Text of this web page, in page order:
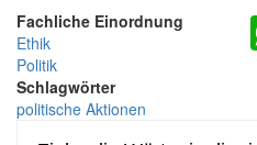
Fachliche Einordnung
Ethik
Politik
Schlagwörter
politische Aktionen